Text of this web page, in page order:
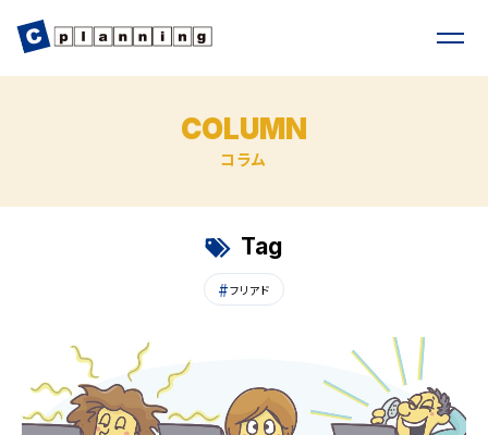
COLUMN
コラム
Tag
フリアド